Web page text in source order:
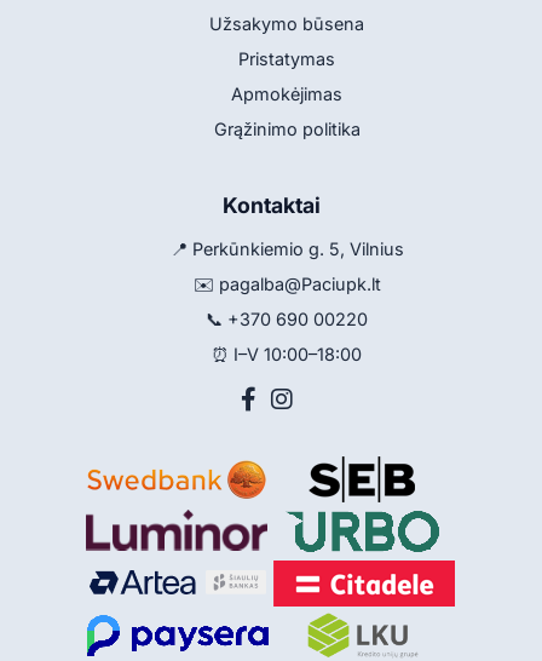
Užsakymo būsena
Pristatymas
Apmokėjimas
Grąžinimo politika
Kontaktai
📍 Perkūnkiemio g. 5, Vilnius
✉️ pagalba@Paciupk.lt
📞 +370 690 00220
⏰ I–V 10:00–18:00